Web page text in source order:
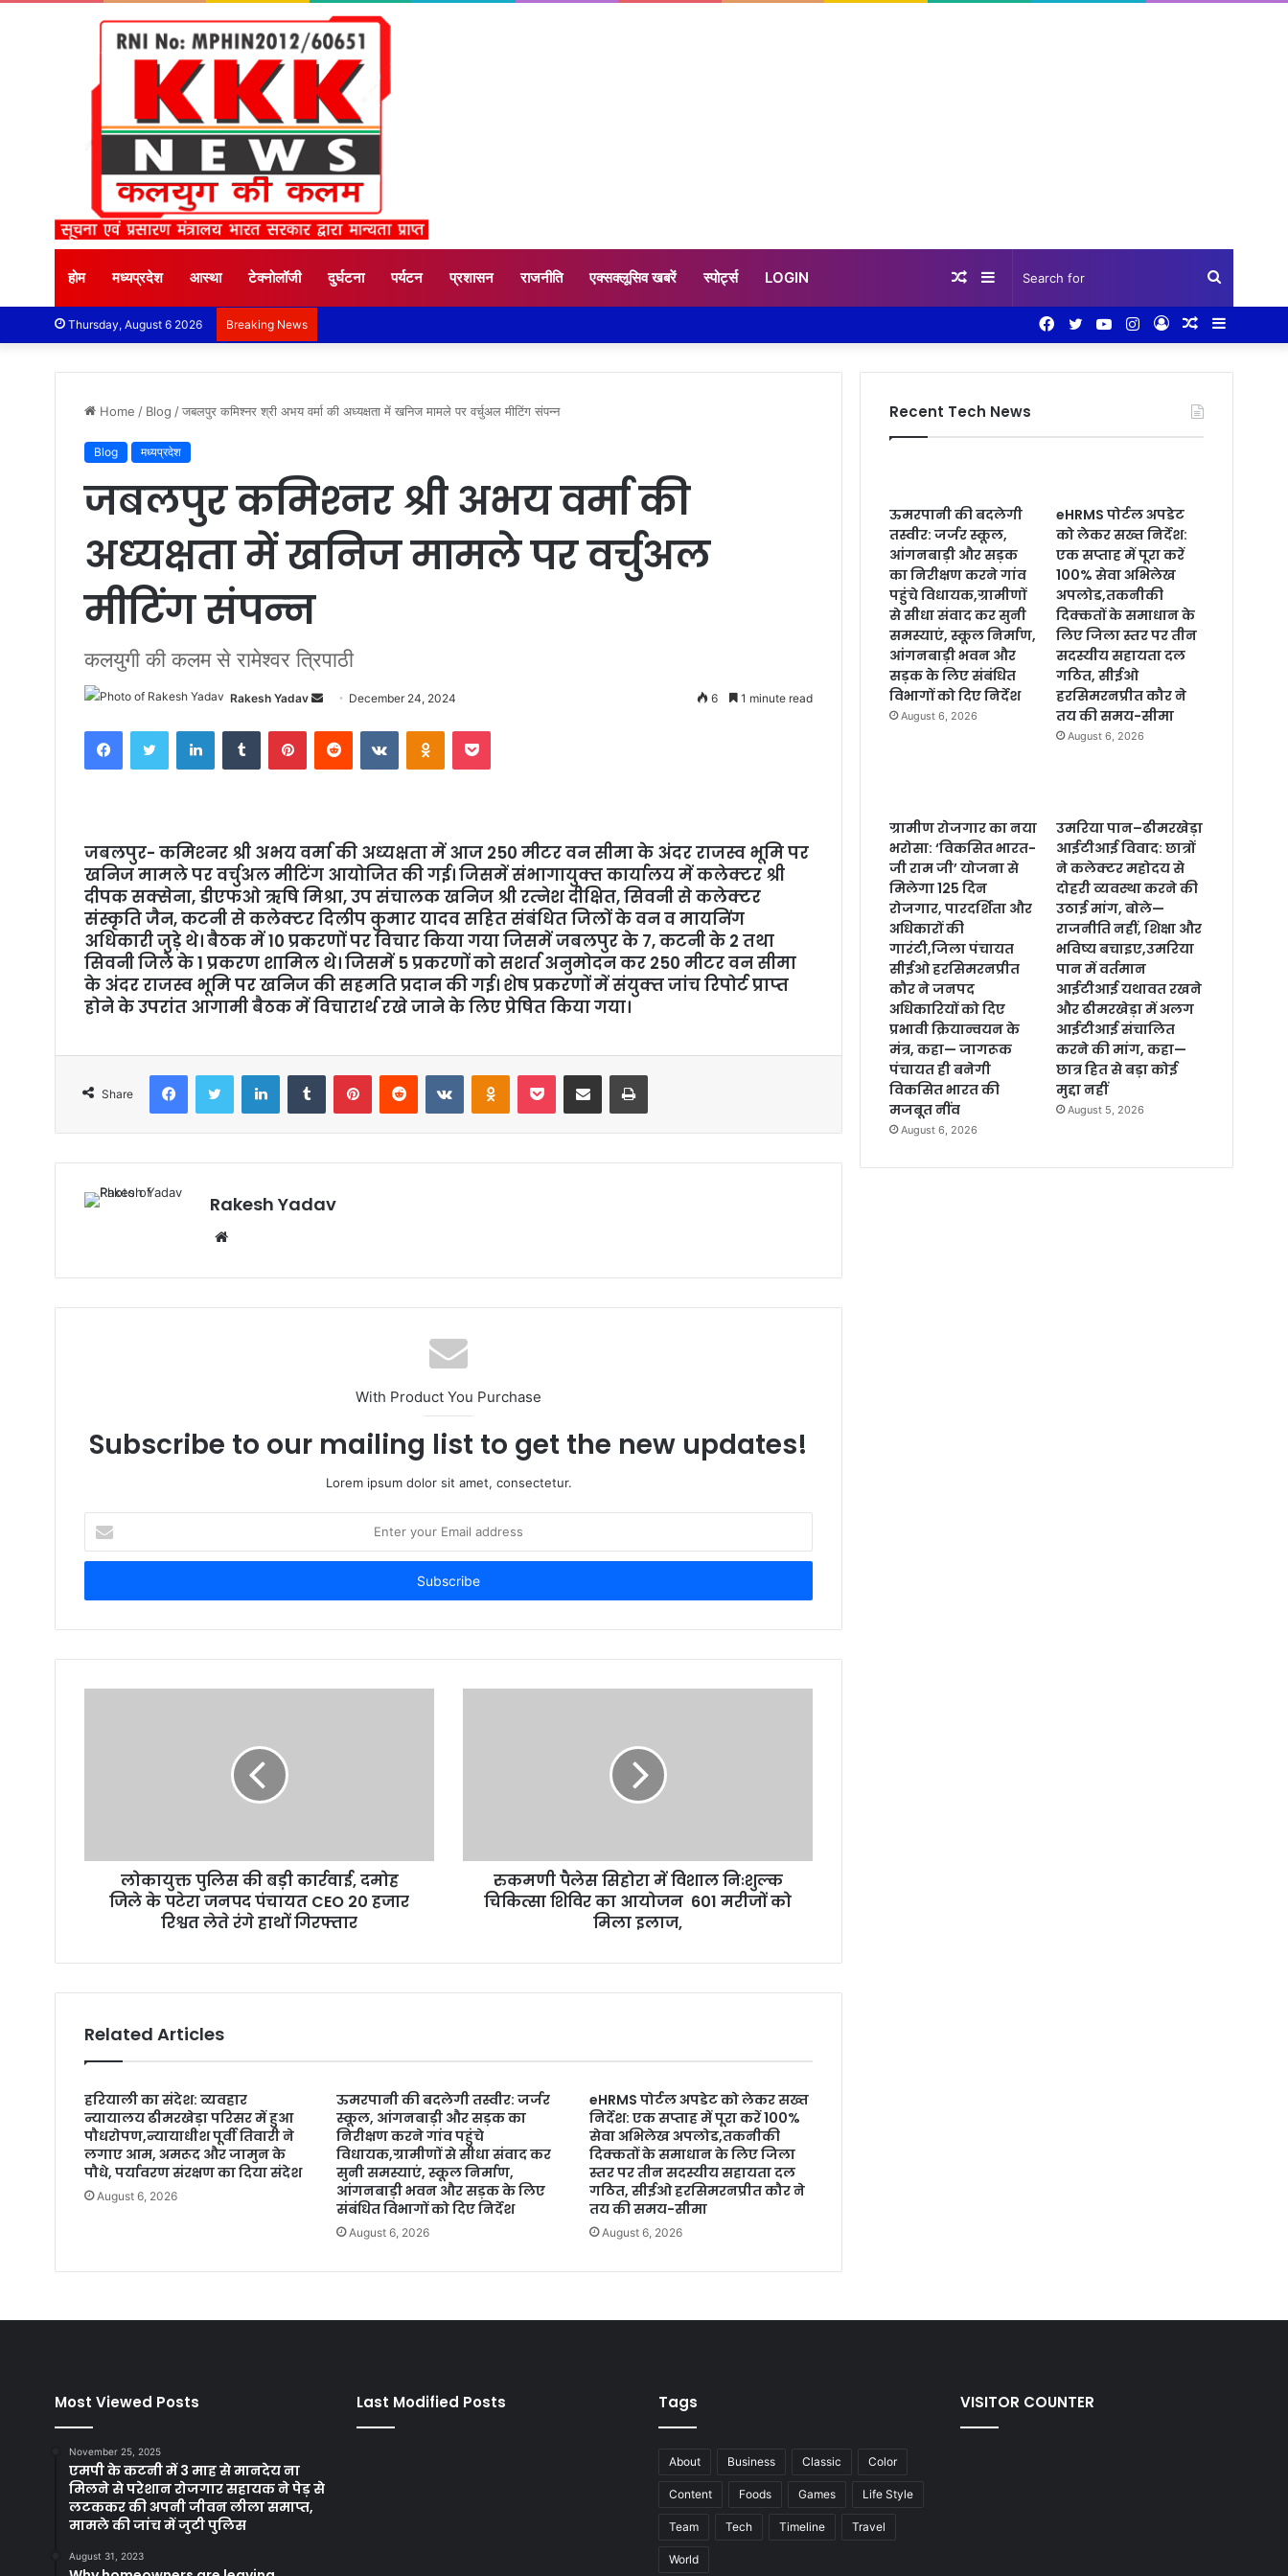
होम मध्यप्रदेश आस्था टेक्नोलॉजी दुर्घटना पर्यटन प्रशासन राजनीति एक्सक्लूसिव खबरें स्पोर्ट्स LOGIN
for
Sidebar
Random
Thursday, August 6 2026 Breaking News
Random
Log
Instagram
YouTube
Twitter
Facebook
Home / Blog /जबलपुर कमिश्‍नर श्री अभय वर्मा की अध्‍यक्षता में खनिज मामले पर वर्चुअल मीटिंग संपन्‍न
Blog मध्यप्रदेश
जबलपुर कमिश्‍नर श्री अभय वर्मा की
अध्‍यक्षता में खनिज मामले पर वर्चुअल
मीटिंग संपन्‍न
कलयुगी की कलम से रामेश्वर त्रिपाठी
Rakesh Yadav
n
d
m
a
i
December 24, 2024 6 1 minute read
जबलपुर- कमिश्‍नर श्री अभय वर्मा की अध्‍यक्षता में आज 250 मीटर वन सीमा के अंदर राजस्‍व भूमि पर
खनिज मामले पर वर्चुअल मीटिंग आयोजित की गई। जिसमें संभागायुक्‍त कार्यालय में कलेक्‍टर श्री
दीपक सक्‍सेना, डीएफओ ऋषि मिश्रा, उप संचालक खनिज श्री रत्‍नेश दीक्षित, सिवनी से कलेक्‍टर
संस्‍कृति जैन, कटनी से कलेक्‍टर दिलीप कुमार यादव सहित संबंधित जिलों के वन व मायनिंग
अधिकारी जुड़े थे। बैठक में 10 प्रकरणों पर विचार किया गया जिसमें जबलपुर के 7, कटनी के 2 तथा
सिवनी जिले के 1 प्रकरण शामिल थे। जिसमें 5 प्रकरणों को सशर्त अनुमोदन कर 250 मीटर वन सीमा
के अंदर राजस्‍व भूमि पर खनिज की सहमति प्रदान की गई। शेष प्रकरणों में संयुक्‍त जांच रिपोर्ट प्राप्‍त
होने के उपरांत आगामी बैठक में विचारार्थ रखे जाने के लिए प्रेषित किया गया।
Share
Rakesh Yadav
b
s
With Product You Purchase
Subscribe to our mailing list to get the new updates!
Lorem ipsum dolor sit amet, consectetur.
t
r
u
r
लोकायुक्त पुलिस की बड़ी कार्रवाई, दमोह
जिले के पटेरा जनपद पंचायत CEO 20 हजार
रिश्वत लेते रंगे हाथों गिरफ्तार
रुकमणी पैलेस सिहोरा में विशाल निःशुल्क
चिकित्सा शिविर का आयोजन 601 मरीजों को
मिला इलाज,
Related Articles
हरियाली का संदेश: व्यवहार
न्यायालय ढीमरखेड़ा परिसर में हुआ
पौधरोपण,न्यायाधीश पूर्वी तिवारी ने
लगाए आम, अमरूद और जामुन के
पौधे, पर्यावरण संरक्षण का दिया संदेश
August 6, 2026
ऊमरपानी की बदलेगी तस्वीर: जर्जर
स्कूल, आंगनबाड़ी और सड़क का
निरीक्षण करने गांव पहुंचे
विधायक,ग्रामीणों से सीधा संवाद कर
सुनी समस्याएं, स्कूल निर्माण,
आंगनबाड़ी भवन और सड़क के लिए
संबंधित विभागों को दिए निर्देश
August 6, 2026
eHRMS पोर्टल अपडेट को लेकर सख्त
निर्देश: एक सप्ताह में पूरा करें 100%
सेवा अभिलेख अपलोड,तकनीकी
दिक्कतों के समाधान के लिए जिला
स्तर पर तीन सदस्यीय सहायता दल
गठित, सीईओ हरसिमरनप्रीत कौर ने
तय की समय-सीमा
August 6, 2026
Recent Tech News
ऊमरपानी की बदलेगी
तस्वीर: जर्जर स्कूल,
आंगनबाड़ी और सड़क
का निरीक्षण करने गांव
पहुंचे विधायक,ग्रामीणों
से सीधा संवाद कर सुनी
समस्याएं, स्कूल निर्माण,
आंगनबाड़ी भवन और
सड़क के लिए संबंधित
विभागों को दिए निर्देश
August 6, 2026
eHRMS पोर्टल अपडेट
को लेकर सख्त निर्देश:
एक सप्ताह में पूरा करें
100% सेवा अभिलेख
अपलोड,तकनीकी
दिक्कतों के समाधान के
लिए जिला स्तर पर तीन
सदस्यीय सहायता दल
गठित, सीईओ
हरसिमरनप्रीत कौर ने
तय की समय-सीमा
August 6, 2026
ग्रामीण रोजगार का नया
भरोसा: ‘विकसित भारत-
जी राम जी’ योजना से
मिलेगा 125 दिन
रोजगार, पारदर्शिता और
अधिकारों की
गारंटी,जिला पंचायत
सीईओ हरसिमरनप्रीत
कौर ने जनपद
अधिकारियों को दिए
प्रभावी क्रियान्वयन के
मंत्र, कहा— जागरूक
पंचायत ही बनेगी
विकसित भारत की
मजबूत नींव
August 6, 2026
उमरिया पान–ढीमरखेड़ा
आईटीआई विवाद: छात्रों
ने कलेक्टर महोदय से
दोहरी व्यवस्था करने की
उठाई मांग, बोले—
राजनीति नहीं, शिक्षा और
भविष्य बचाइए,उमरिया
पान में वर्तमान
आईटीआई यथावत रखने
और ढीमरखेड़ा में अलग
आईटीआई संचालित
करने की मांग, कहा—
छात्र हित से बड़ा कोई
मुद्दा नहीं
August 5, 2026
Most Viewed Posts
November 25, 2025
एमपी के कटनी में 3 माह से मानदेय ना
मिलने से परेशान रोजगार सहायक ने पेड़ से
लटककर की अपनी जीवन लीला समाप्त,
मामले की जांच में जुटी पुलिस
August 31, 2023
Last Modified Posts Tags
About Business Classic Color
Content Foods Games Life Style
Team Tech Timeline Travel
World
VISITOR COUNTER